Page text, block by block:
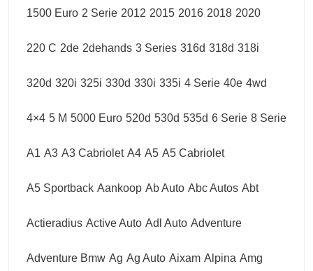
1500 Euro 2 Serie 2012 2015 2016 2018 2020
220 C 2de 2dehands 3 Series 316d 318d 318i
320d 320i 325i 330d 330i 335i 4 Serie 40e 4wd
4×4 5 M 5000 Euro 520d 530d 535d 6 Serie 8 Serie
A1 A3 A3 Cabriolet A4 A5 A5 Cabriolet
A5 Sportback Aankoop Ab Auto Abc Autos Abt
Actieradius Active Auto Adl Auto Adventure
Adventure Bmw Ag Ag Auto Aixam Alpina Amg